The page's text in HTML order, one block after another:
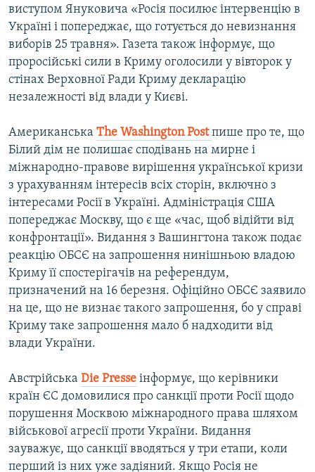
виступом Януковича «Росія посилює інтервенцію в
Україні і попереджає, що готується до невизнання
виборів 25 травня». Газета також інформує, що
проросійські сили в Криму оголосили у вівторок у
стінах Верховної Ради Криму декларацію
незалежності від влади у Києві.
Американська The Washington Post пише про те, що
Білий дім не полишає сподівань на мирне і
міжнародно-правове вирішення української кризи
з урахуванням інтересів всіх сторін, включно з
інтересами Росії в Україні. Адміністрація США
попереджає Москву, що є ще «час, щоб відійти від
конфронтації». Видання з Вашингтона також подає
реакцію ОБСЄ на запрошення нинішньою владою
Криму її спостерігачів на референдум,
призначений на 16 березня. Офіційно ОБСЄ заявило
на це, що не визнає такого запрошення, бо у справі
Криму таке запрошення мало б надходити від
влади України.
Австрійська Die Presse інформує, що керівники
країн ЄС домовилися про санкції проти Росії щодо
порушення Москвою міжнародного права шляхом
військової агресії проти України. Видання
зауважує, що санкції вводяться у три етапи, коли
перший із них уже задіяний. Якщо Росія не